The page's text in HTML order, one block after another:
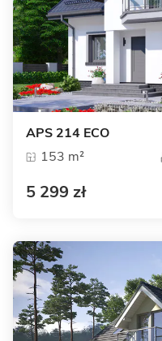
APS 214 ECO
153 m²
5 299 zł